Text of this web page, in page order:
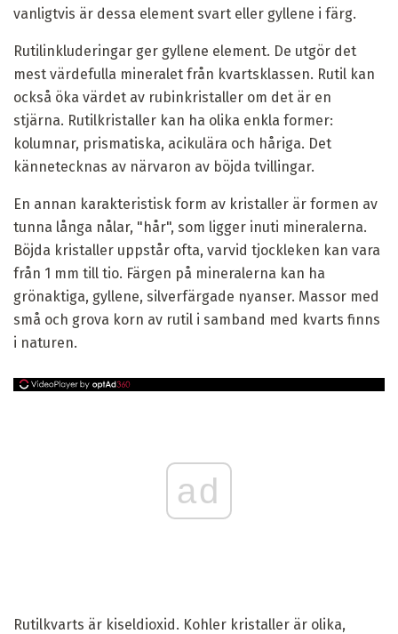
vanligtvis är dessa element svart eller gyllene i färg.
Rutilinkluderingar ger gyllene element. De utgör det
mest värdefulla mineralet från kvartsklassen. Rutil kan
också öka värdet av rubinkristaller om det är en
stjärna. Rutilkristaller kan ha olika enkla former:
kolumnar, prismatiska, acikulära och håriga. Det
kännetecknas av närvaron av böjda tvillingar.
En annan karakteristisk form av kristaller är formen av
tunna långa nålar, "hår", som ligger inuti mineralerna.
Böjda kristaller uppstår ofta, varvid tjockleken kan vara
från 1 mm till tio. Färgen på mineralerna kan ha
grönaktiga, gyllene, silverfärgade nyanser. Massor med
små och grova korn av rutil i samband med kvarts finns
i naturen.
ad
Rutilkvarts är kiseldioxid. Kohler kristaller är olika,